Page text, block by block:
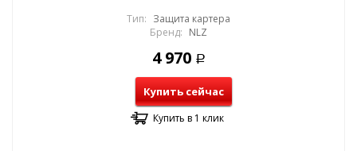
Тип: Защита картера
Бренд: NLZ
4 970 Р
Купить сейчас
Купить в 1 клик